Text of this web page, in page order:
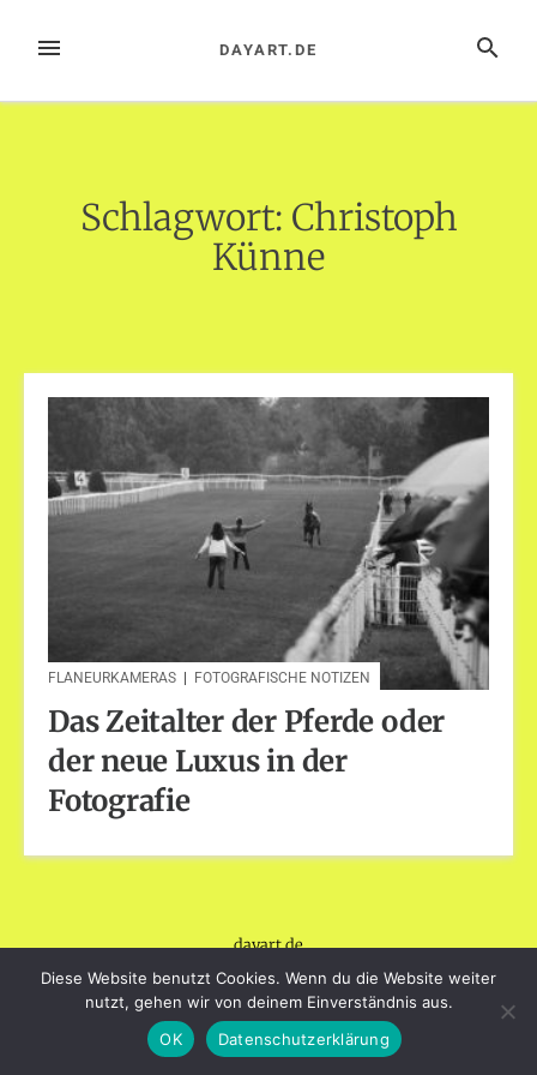
InhaltMENÜ SUCHE
DAYART.DE
Schlagwort: Christoph
Künne
FLANEURKAMERAS FOTOGRAFISCHE NOTIZEN
Das Zeitalter der Pferde oder
der neue Luxus in der
Fotografie
dayart.de
Stolz präsentiert von WordPress
Theme: Loose von
BlogOnYourOwn.com.
Diese Website benutzt Cookies. Wenn du die Website weiter
nutzt, gehen wir von deinem Einverständnis aus.
OK
Datenschutzerklärung